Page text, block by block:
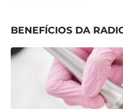
BENEFÍCIOS DA